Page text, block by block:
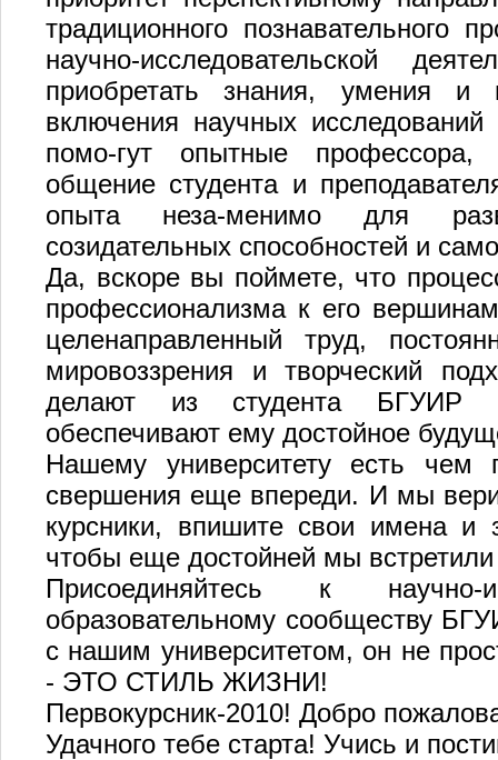
традиционного познавательного
научно-исследовательской
приобретать знания, умения и
включения научных
помо-гут опытные
общение студента и
опыта неза-менимо для
созидательных способностей и
Да, вскоре вы поймете, что
профессионализма к его
целенаправленный труд,
мировоззрения и творческий
делают из студента БГУИР
обеспечивают ему достойное
Нашему университету есть чем
свершения еще впереди. И мы
курсники, впишите свои имена и
чтобы еще достойней мы
Присоединяйтесь к научно-
образовательному сообществу
с нашим университетом, он не
- ЭТО СТИЛЬ ЖИЗНИ!
Первокурсник-2010! Добро
Удачного тебе старта! Учись и